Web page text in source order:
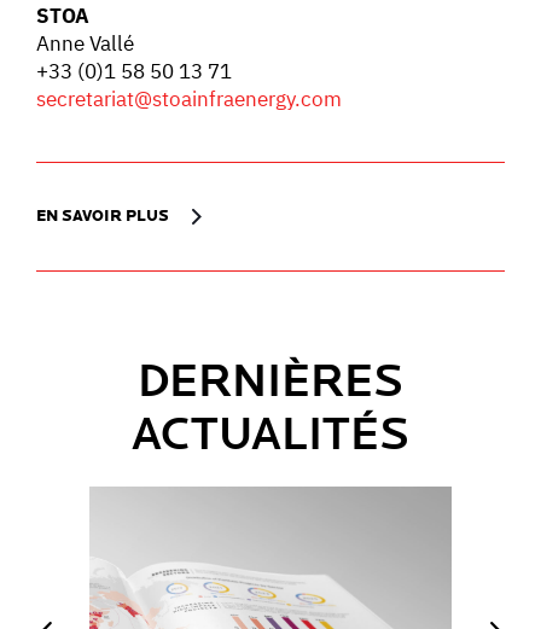
STOA
Anne Vallé
+33 (0)1 58 50 13 71
secretariat@stoainfraenergy.com
EN SAVOIR PLUS
DERNIÈRES
ACTUALITÉS